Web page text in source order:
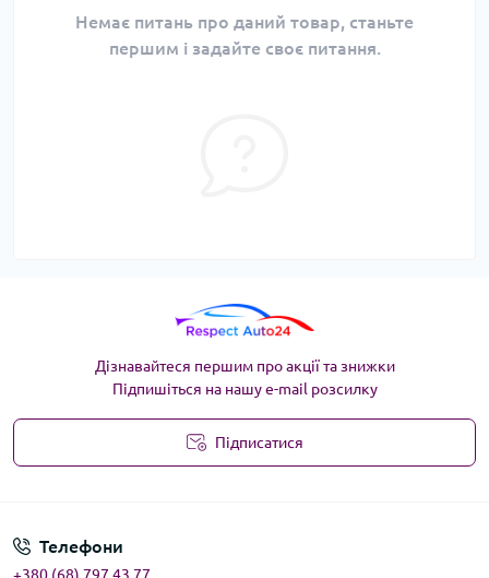
Немає питань про даний товар, станьте
першим і задайте своє питання.
Дізнавайтеся першим про акції та знижки
Підпишіться на нашу e-mail розсилку
Підписатися
Телефони